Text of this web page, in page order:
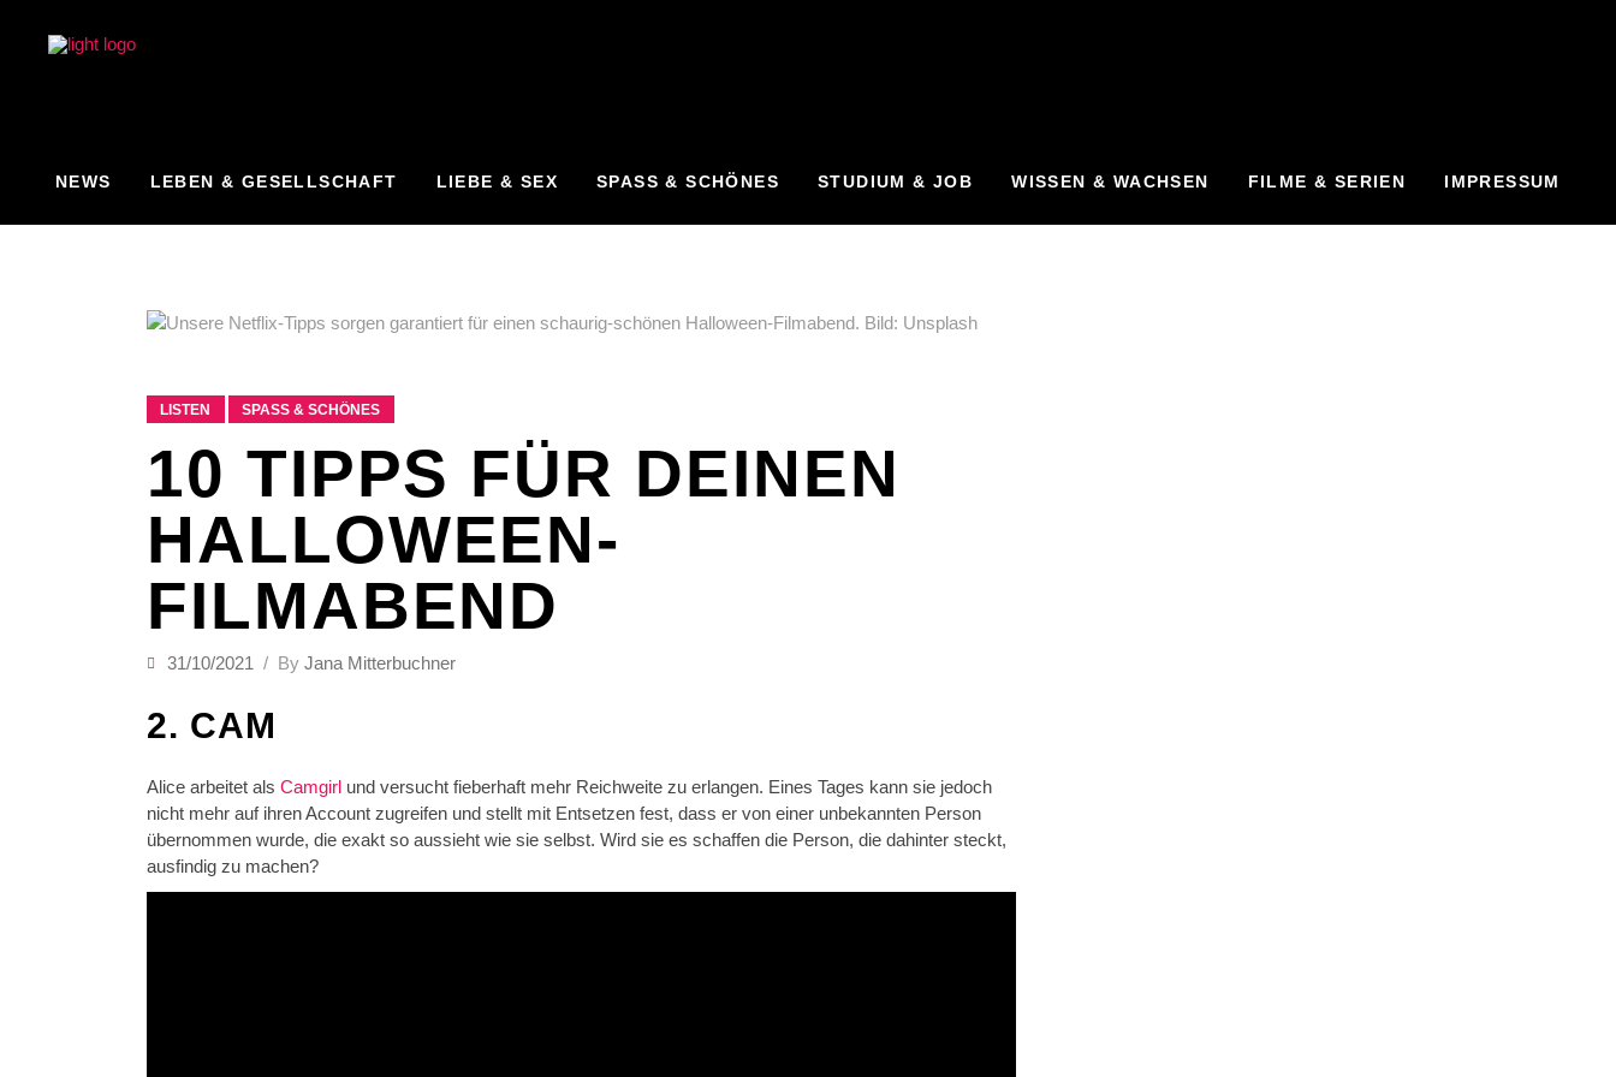
NEWS LEBEN & GESELLSCHAFT LIEBE & SEX SPASS & SCHÖNES STUDIUM & JOB WISSEN & WACHSEN FILME & SERIEN IMPRESSUM
LISTEN SPASS & SCHÖNES
10 TIPPS FÜR DEINEN
HALLOWEEN-
FILMABEND
31/10/2021 By Jana Mitterbuchner
2. CAM
Alice arbeitet als Camgirl und versucht fieberhaft mehr Reichweite zu erlangen. Eines Tages kann sie jedoch
nicht mehr auf ihren Account zugreifen und stellt mit Entsetzen fest, dass er von einer unbekannten Person
übernommen wurde, die exakt so aussieht wie sie selbst. Wird sie es schaffen die Person, die dahinter steckt,
ausfindig zu machen?